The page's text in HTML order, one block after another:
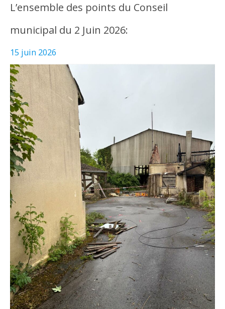
L’ensemble des points du Conseil
municipal du 2 Juin 2026:
15 juin 2026